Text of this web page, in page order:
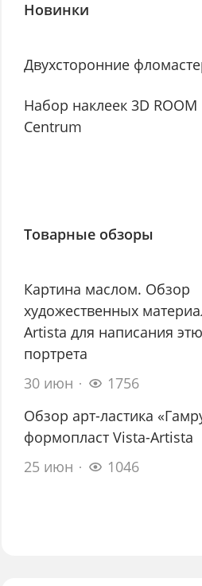
Новинки
Двухсторонние
Набор наклеек 3D ROOM
Centrum
Товарные обзоры
Картина маслом. Обзор
художественных
Artista для написания
портрета
30 июн
1756
Обзор арт-ластика
формопласт Vista-Artista
25 июн
1046